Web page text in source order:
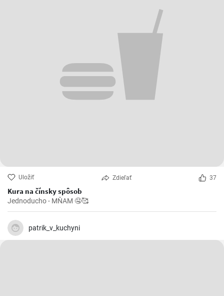
Uložiť Zdieľať 37
Kura na čínsky spôsob
Jednoducho - MŇAM 🤤🥰
patrik_v_kuchyni